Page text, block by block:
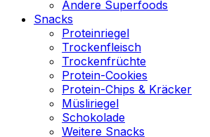
Andere Superfoods
Snacks
Proteinriegel
Trockenfleisch
Trockenfrüchte
Protein-Cookies
Protein-Chips & Kräcker
Müsliriegel
Schokolade
Weitere Snacks